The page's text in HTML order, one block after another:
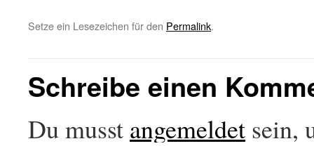
Setze ein Lesezeichen für den Permalink.
Schreibe einen
Du musst angemeldet sein,